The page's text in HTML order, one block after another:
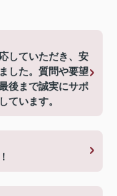
していただき、安
した。質問や要望
後まで誠実にサポ
ています。